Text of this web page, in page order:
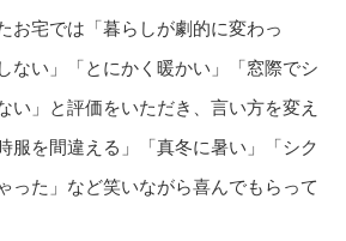
お宅では「暮らしが劇的に変わっ
ない」「とにかく暖かい」「窓際でシ
い」と評価をいただき、言い方を変え
服を間違える」「真冬に暑い」「シク
った」など笑いながら喜んでもらって